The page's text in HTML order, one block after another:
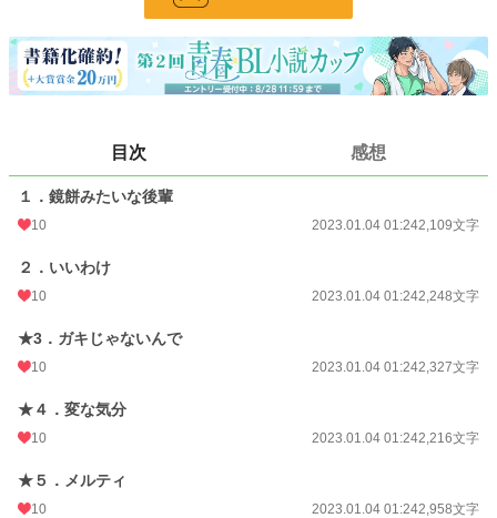
24h.ポイント 0 pt
文字数 18,404
初回公開日時 2023.01.01 13:27
月間ポイント
年間ポイント
累計ポイント
目次 感想
１．鏡餅みたいな後輩
10 2023.01.04 01:242,109文字
２．いいわけ
10 2023.01.04 01:242,248文字
★3．ガキじゃないんで
10 2023.01.04 01:242,327文字
★４．変な気分
10 2023.01.04 01:242,216文字
★５．メルティ
10 2023.01.04 01:242,958文字